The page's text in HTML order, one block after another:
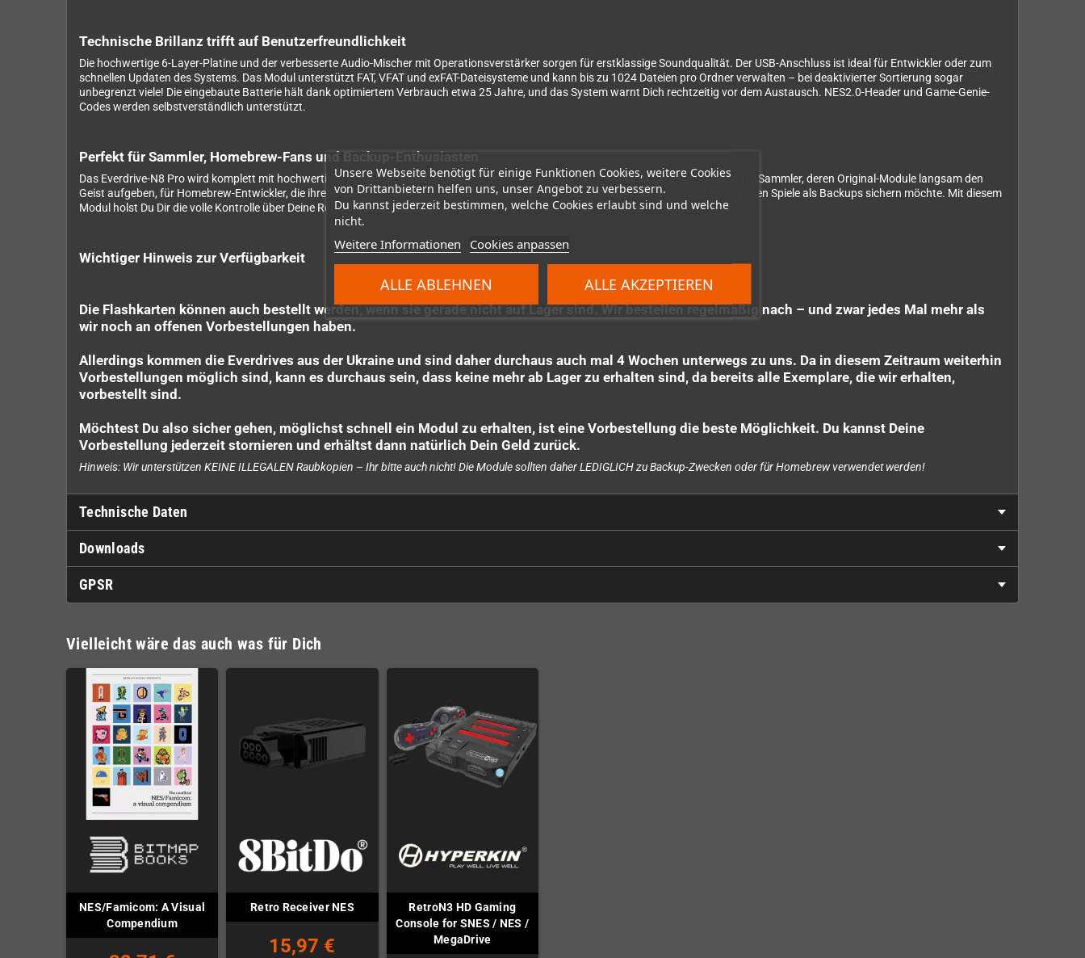
Unsere Webseite benötigt für einige Funktionen Cookies, weitere Cookies
von Drittanbietern helfen uns, unser Angebot zu verbessern.
Du kannst jederzeit bestimmen, welche Cookies erlaubt sind und welche
nicht.
Weitere Informationen Cookies anpassen
ALLE ABLEHNEN ALLE AKZEPTIEREN
Technische Brillanz trifft auf Benutzerfreundlichkeit
Die hochwertige 6-Layer-Platine und der verbesserte Audio-Mischer mit Operationsverstärker sorgen für erstklassige Soundqualität. Der USB-Anschluss ist ideal für Entwickler oder zum
schnellen Updaten des Systems. Das Modul unterstützt FAT, VFAT und exFAT-Dateisysteme und kann bis zu 1024 Dateien pro Ordner verwalten – bei deaktivierter Sortierung sogar
unbegrenzt viele! Die eingebaute Batterie hält dank optimiertem Verbrauch etwa 25 Jahre, und das System warnt Dich rechtzeitig vor dem Austausch. NES2.0-Header und Game-Genie-
Codes werden selbstverständlich unterstützt.
Perfekt für Sammler, Homebrew-Fans und Backup-Enthusiasten
Das Everdrive-N8 Pro wird komplett mit hochwertiger Verpackung und englischsprachiger Anleitung geliefert. Es ist die ideale Lösung für Sammler, deren Original-Module langsam den
Geist aufgeben, für Homebrew-Entwickler, die ihre Kreationen auf echter Hardware testen wollen, oder für jeden, der seine legal erworbenen Spiele als Backups sichern möchte. Mit diesem
Modul holst Du Dir die volle Kontrolle über Deine Retro-Gaming-Bibliothek zurück!
Wichtiger Hinweis zur Verfügbarkeit
Die Flashkarten können auch bestellt werden, wenn sie gerade nicht auf Lager sind. Wir bestellen regelmäßig nach – und zwar jedes Mal mehr als
wir noch an offenen Vorbestellungen haben.
Allerdings kommen die Everdrives aus der Ukraine und sind daher durchaus auch mal 4 Wochen unterwegs zu uns. Da in diesem Zeitraum weiterhin
Vorbestellungen möglich sind, kann es durchaus sein, dass keine mehr ab Lager zu erhalten sind, da bereits alle Exemplare, die wir erhalten,
vorbestellt sind.
Möchtest Du also sicher gehen, möglichst schnell ein Modul zu erhalten, ist eine Vorbestellung die beste Möglichkeit. Du kannst Deine
Vorbestellung jederzeit stornieren und erhältst dann natürlich Dein Geld zurück.
Hinweis: Wir unterstützen KEINE ILLEGALEN Raubkopien – Ihr bitte auch nicht! Die Module sollten daher LEDIGLICH zu Backup-Zwecken oder für Homebrew verwendet werden!
Technische Daten
Downloads
GPSR
Vielleicht wäre das auch was für Dich
NES/Famicom: A Visual
Compendium
Retro Receiver NES
15,97 €
RetroN3 HD Gaming
Console for SNES / NES /
MegaDrive